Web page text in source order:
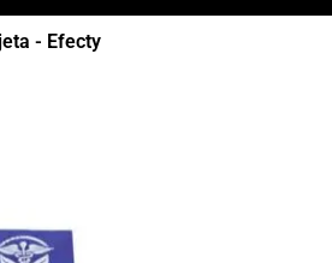
- Efecty